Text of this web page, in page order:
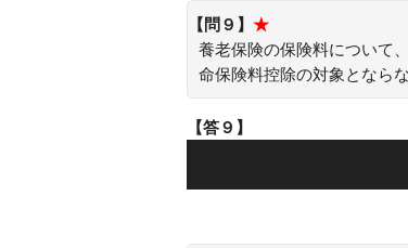
【問９】 ★
養老保険の保険料について
命保険料控除の対象とならな
【答９】